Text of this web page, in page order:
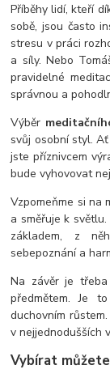
Příběhy lidí, kteří
sobě, jsou často
stresu v práci
a síly. Nebo
pravidelné
správnou a
Výběr
svůj osobní styl.
jste příznivcem
bude vyhovovat
Vzpomeňme si na
a směřuje k světlu.
základem, z
sebepoznání a
Na závěr je třeba
předmětem. Je
duchovním
v nejjednodušších
Vybírat